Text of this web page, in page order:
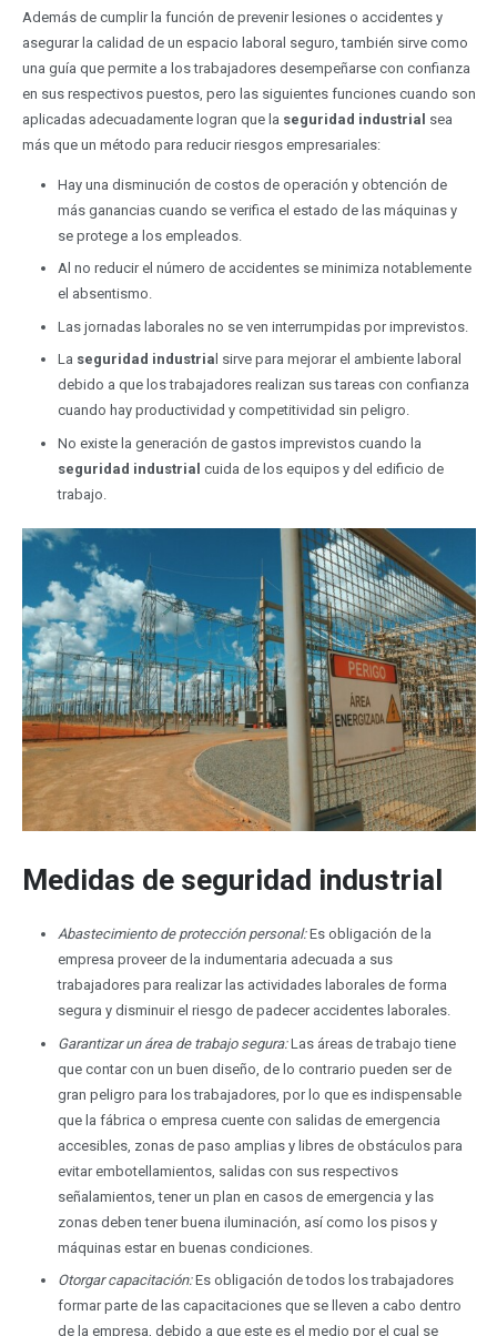
Además de cumplir la función de prevenir lesiones o accidentes y
asegurar la calidad de un espacio laboral seguro, también sirve como
una guía que permite a los trabajadores desempeñarse con confianza
en sus respectivos puestos, pero las siguientes funciones cuando son
aplicadas adecuadamente logran que la seguridad industrial sea
más que un método para reducir riesgos empresariales:
Hay una disminución de costos de operación y obtención de
más ganancias cuando se verifica el estado de las máquinas y
se protege a los empleados.
Al no reducir el número de accidentes se minimiza notablemente
el absentismo.
Las jornadas laborales no se ven interrumpidas por imprevistos.
La seguridad industria l sirve para mejorar el ambiente laboral
debido a que los trabajadores realizan sus tareas con confianza
cuando hay productividad y competitividad sin peligro.
No existe la generación de gastos imprevistos cuando la
seguridad industrial cuida de los equipos y del edificio de
trabajo.
Medidas de seguridad industrial
Abastecimiento de protección personal: Es obligación de la
empresa proveer de la indumentaria adecuada a sus
trabajadores para realizar las actividades laborales de forma
segura y disminuir el riesgo de padecer accidentes laborales.
Garantizar un área de trabajo segura:Las áreas de trabajo tiene
que contar con un buen diseño, de lo contrario pueden ser de
gran peligro para los trabajadores, por lo que es indispensable
que la fábrica o empresa cuente con salidas de emergencia
accesibles, zonas de paso amplias y libres de obstáculos para
evitar embotellamientos, salidas con sus respectivos
señalamientos, tener un plan en casos de emergencia y las
zonas deben tener buena iluminación, así como los pisos y
máquinas estar en buenas condiciones.
Otorgar capacitación:Es obligación de todos los trabajadores
formar parte de las capacitaciones que se lleven a cabo dentro
de la empresa, debido a que este es el medio por el cual se